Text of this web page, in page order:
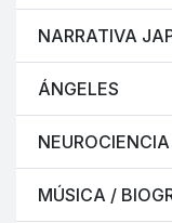
NARRATIVA
ÁNGELES
MÚSICA /